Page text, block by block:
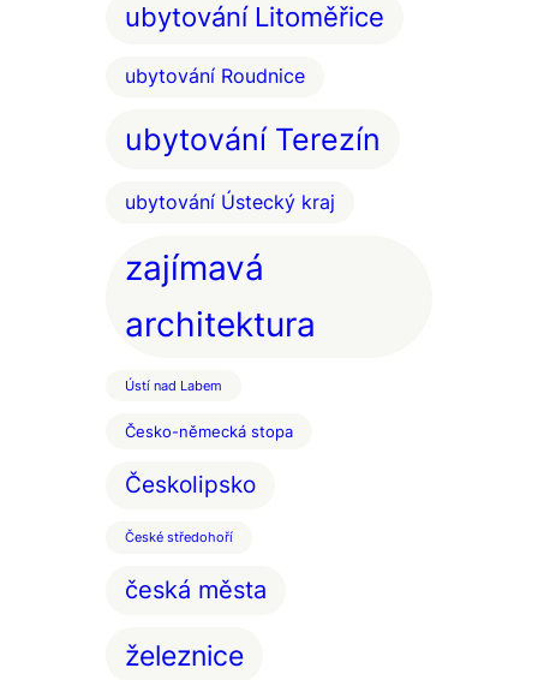
ubytování Litoměřice
ubytování Roudnice
ubytování Terezín
ubytování Ústecký kraj
zajímavá
architektura
Ústí nad Labem
Česko-německá stopa
Českolipsko
České středohoří
česká města
železnice